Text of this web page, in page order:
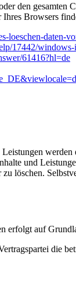
den
Browsers
loeschen-daten-
17442/
61416?hl=de
und
löschen.
erfolgt auf
die